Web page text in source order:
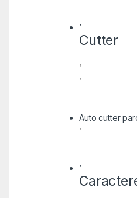
‘
Cutter
‘
‘
Auto cutter
‘
‘